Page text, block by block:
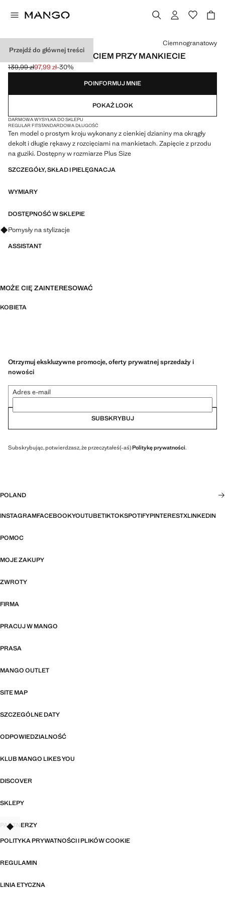
Przejdź do głównej treści
KARDIGAN Z ROZCIĘCIEM PRZY MANKIECIE
Skreślona cena początkowa [139,99 zł ]
139,99 zł
Aktualna cena [97,99 zł ]
97,99 zł-30%
Wybierz kolor
Ciemnogranatowy
POINFORMUJ MNIE
POKAŻ LOOK
DARMOWA WYSYŁKA DO SKLEPU
REGULAR FITSTANDARDOWA DŁUGOŚĆ
Ten model o prostym kroju wykonany z cienkiej dzianiny ma okrągły
dekolt i długie rękawy z rozcięciami na mankietach. Zapięcie z przodu
na guziki. Dostępny w rozmiarze Plus Size
SZCZEGÓŁY, SKŁAD I PIELĘGNACJA
WYMIARY
DOSTĘPNOŚĆ W SKLEPIE
Zapytaj o stylizacje, ubrania i trendy
Pomysły na stylizacje
ASSISTANT
MOŻE CIĘ ZAINTERESOWAĆ
KOBIETA
Otrzymuj ekskluzywne promocje, oferty prywatnej sprzedaży i
nowości
Adres e-mail
SUBSKRYBUJ
Subskrybując, potwierdzasz, że przeczytałeś(-aś)Politykę prywatności.
POLAND
INSTAGRAMFACEBOOKYOUTUBETIKTOKSPOTIFYPINTERESTXLINKEDIN
POMOC
MOJE ZAKUPY
ZWROTY
FIRMA
PRACUJ W MANGO
PRASA
MANGO OUTLET
SITE MAP
SZCZEGÓLNE DATY
ODPOWIEDZIALNOŚĆ
KLUB MANGO LIKES YOU
DISCOVER
SKLEPY
PARTNERZY
POLITYKA PRYWATNOŚCI I PLIKÓW COOKIE
REGULAMIN
LINIA ETYCZNA